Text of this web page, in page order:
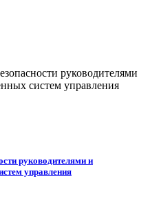
руководителями и
управления